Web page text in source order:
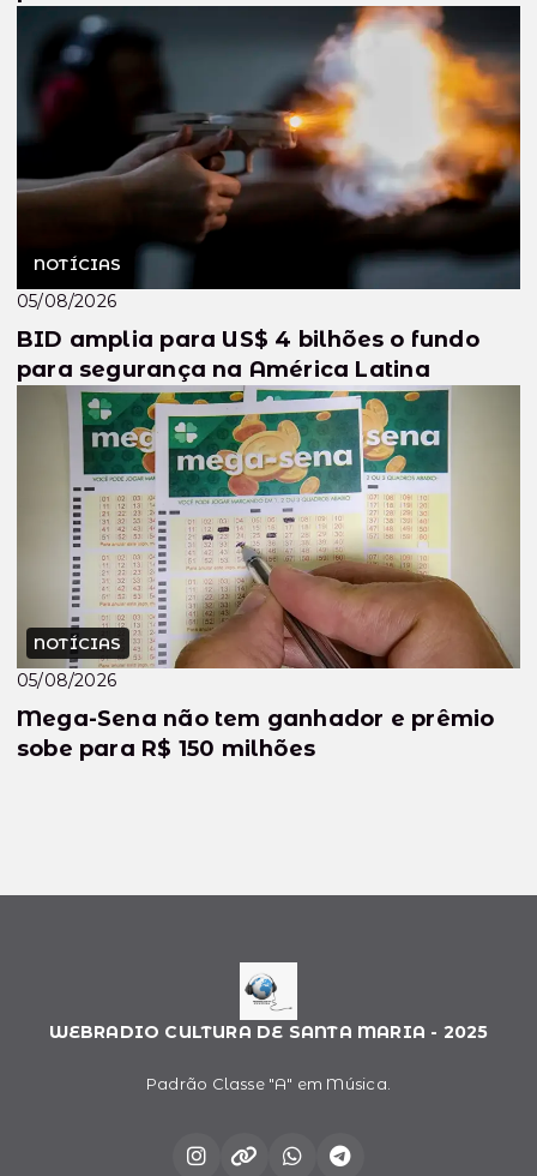
NOTÍCIAS
05/08/2026
BID amplia para US$ 4 bilhões o fundo
para segurança na América Latina
NOTÍCIAS
05/08/2026
Mega-Sena não tem ganhador e prêmio
sobe para R$ 150 milhões
WEBRADIO CULTURA DE SANTA MARIA - 2025
Padrão Classe "A" em Música.